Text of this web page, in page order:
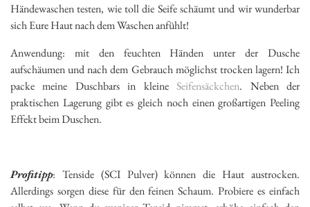
Händewaschen testen, wie toll die Seife schäumt und wir wunderbar
sich Eure Haut nach dem Waschen anfühlt!
Anwendung: mit den feuchten Händen unter der Dusche
aufschäumen und nach dem Gebrauch möglichst trocken lagern! Ich
packe meine Duschbars in kleineSeifensäckchen. Neben der
praktischen Lagerung gibt es gleich noch einen großartigen Peeling
Effekt beim Duschen.
Profitipp: Tenside (SCI Pulver) können die Haut austrocken.
Allerdings sorgen diese für den feinen Schaum. Probiere es einfach